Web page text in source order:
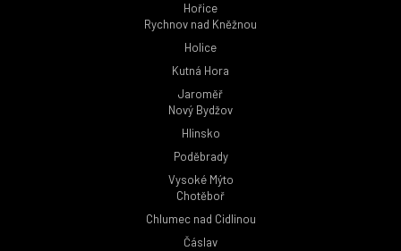
Hořice
Rychnov nad Kněžnou
Holice
Kutná Hora
Jaroměř
Nový Bydžov
Hlinsko
Poděbrady
Vysoké Mýto
Chotěboř
Chlumec nad Cidlinou
Čáslav